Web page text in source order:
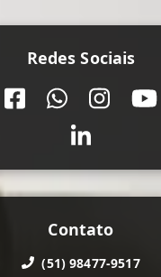
Redes Sociais
Contato
(51) 98477-9517